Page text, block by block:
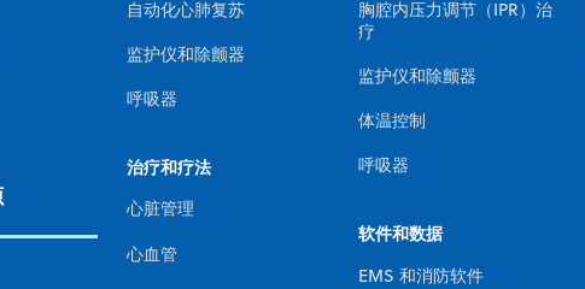
自动化心肺复苏
监护仪和除颤器
呼吸器
胸腔内压力调节（IPR）治
疗
监护仪和除颤器
体温控制
呼吸器
治疗和疗法
心脏管理
心血管
软件和数据
EMS 和消防软件